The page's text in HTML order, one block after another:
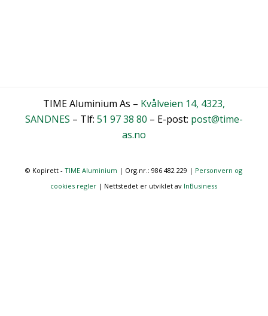
TIME Aluminium As – Kvålveien 14, 4323,
SANDNES – Tlf: 51 97 38 80 – E-post: post@time-
as.no
© Kopirett -TIME Aluminium | Org.nr.: 986 482 229 | Personvern og
cookies regler | Nettstedet er utviklet av InBusiness